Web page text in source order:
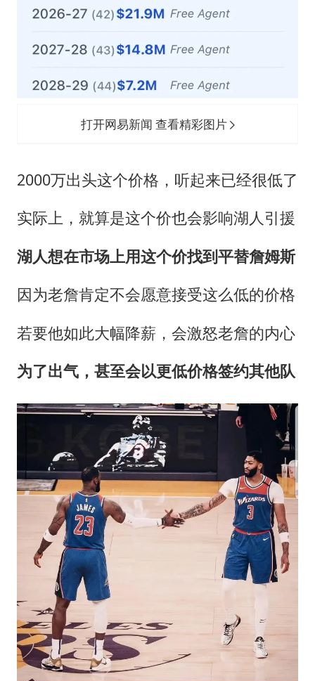
打开网易新闻 查看精彩图片
2000万出头这个价格，听起来已经很低了
实际上，就算是这个价也会影响湖人引援
湖人想在市场上用这个价找到平替詹姆斯
因为老詹肯定不会愿意接受这么低的价格
若要他如此大幅降薪，会激怒老詹的内心
为了出气，甚至会以更低价格签约其他队